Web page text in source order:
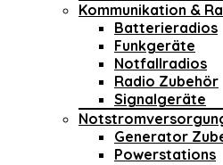
Kommunikation &
Batterieradios
Funkgeräte
Notfallradios
Radio Zubehör
Signalgeräte
Generator
Powerstations